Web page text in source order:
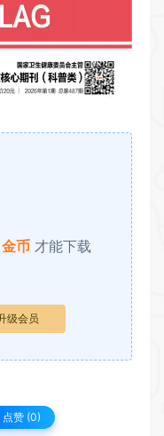
币 才能下载
级会员
点赞 (0)